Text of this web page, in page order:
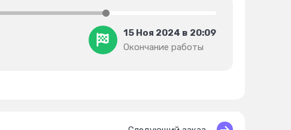
15 Ноя 2024 в 20:09
Окончание работы